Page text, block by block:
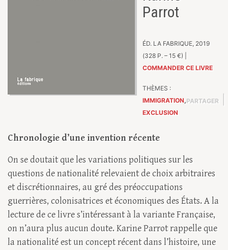
Parrot
ÉD. LA FABRIQUE, 2019
(328 P. – 15 €) |
COMMANDER CE LIVRE
THÈMES :
IMMIGRATION,
EXCLUSION
PARTAGER
Chronologie d’une invention récente
On se doutait que les variations politiques sur les
questions de nationalité relevaient de choix arbitraires
et discrétionnaires, au gré des préoccupations
guerrières, colonisatrices et économiques des États. A la
lecture de ce livre s’intéressant à la variante Française,
on n’aura plus aucun doute. Karine Parrot rappelle que
la nationalité est un concept récent dans l’histoire, une